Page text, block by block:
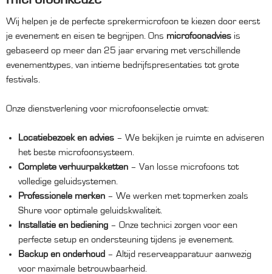
Wij helpen je de perfecte sprekermicrofoon te kiezen door eerst
je evenement en eisen te begrijpen. Ons microfoonadvies is
gebaseerd op meer dan 25 jaar ervaring met verschillende
evenementtypes, van intieme bedrijfspresentaties tot grote
festivals.
Onze dienstverlening voor microfoonselectie omvat:
Locatiebezoek en advies – We bekijken je ruimte en adviseren
het beste microfoonsysteem.
Complete verhuurpakketten – Van losse microfoons tot
volledige geluidsystemen.
Professionele merken – We werken met topmerken zoals
Shure voor optimale geluidskwaliteit.
Installatie en bediening – Onze technici zorgen voor een
perfecte setup en ondersteuning tijdens je evenement.
Backup en onderhoud – Altijd reserveapparatuur aanwezig
voor maximale betrouwbaarheid.